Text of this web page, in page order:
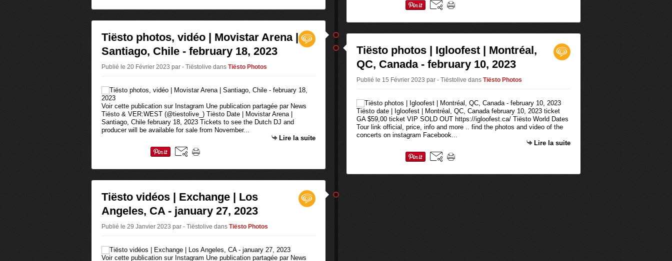
Tiësto photos, vidéo | Movistar Arena |
Santiago, Chile‎ - february 18, 2023
Publié le 20 Février 2023 par - Tiëstolive dans Tiësto Photos
Voir cette publication sur Instagram Une publication partagée par News
Tiësto & VER:WEST (@tiestolive_) Tiësto Date | Movistar Arena |
Santiago, Chile february 18, 2023 Tickets to see the Dutch DJ and
producer will be available for sale from November...
Lire la suite
Tiësto vidéos | Exchange | Los
Angeles, CA - january 27, 2023
Publié le 29 Janvier 2023 par - Tiëstolive dans Tiësto Photos
Voir cette publication sur Instagram Une publication partagée par News
Tiësto photos | Igloofest | Montréal,
QC, Canada - february 10, 2023
Publié le 15 Février 2023 par - Tiëstolive dans Tiësto Photos
Tiësto date | Igloofest | Montréal, QC, Canada february 10, 2023 ticket
GA $59,00 ticket VIP SOLD OUT https://igloofest.ca/ Tiësto World Dates
Tour link official, price, info and more .. find the photos and video of the
concerts on instagram Facebook...
Lire la suite